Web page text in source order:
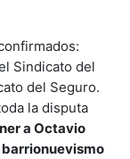
Sindicato del
del Seguro.
la disputa
a Octavio
barrionuevismo